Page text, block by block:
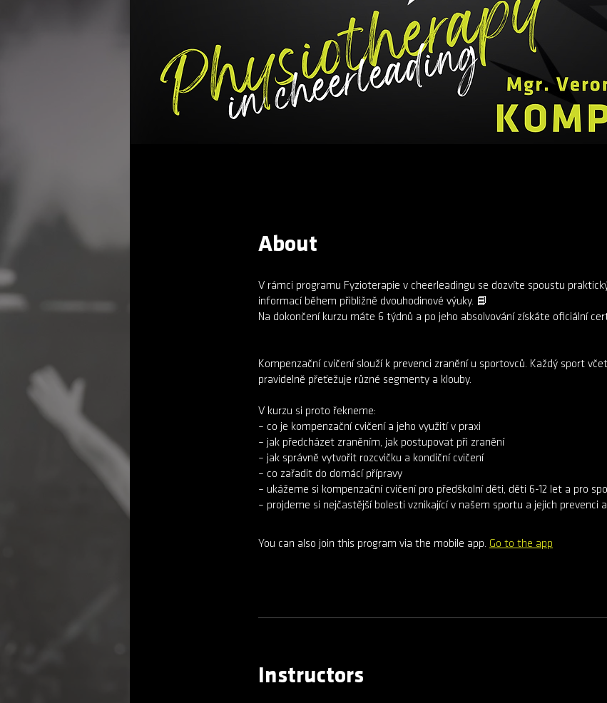
About
V rámci programu Fyzioterapie v cheerleadingu se dozvíte spoustu
informací během přibližně dvouhodinové výuky. 📘
Na dokončení kurzu máte 6 týdnů a po jeho absolvování získáte oficiální
Kompenzační cvičení slouží k prevenci zranění u sportovců. Každý sport
pravidelně přeťežuje různé segmenty a klouby.
V kurzu si proto řekneme:
– co je kompenzační cvičení a jeho využití v praxi
– jak předcházet zraněním, jak postupovat při zranění
– jak správně vytvořit rozcvičku a kondiční cvičení
– co zařadit do domácí přípravy
– ukážeme si kompenzační cvičení pro předškolní děti, děti 6-12 let a pro
You can also join this program via the mobile app. Go to the app
Instructors